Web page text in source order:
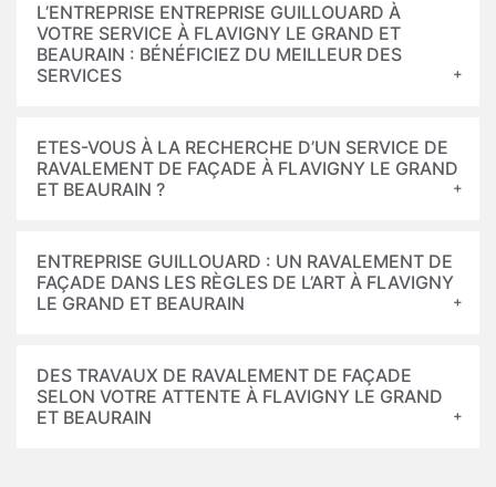
L’ENTREPRISE ENTREPRISE GUILLOUARD À
VOTRE SERVICE À FLAVIGNY LE GRAND ET
BEAURAIN : BÉNÉFICIEZ DU MEILLEUR DES
SERVICES
ETES-VOUS À LA RECHERCHE D’UN SERVICE DE
RAVALEMENT DE FAÇADE À FLAVIGNY LE GRAND
ET BEAURAIN ?
ENTREPRISE GUILLOUARD : UN RAVALEMENT DE
FAÇADE DANS LES RÈGLES DE L’ART À FLAVIGNY
LE GRAND ET BEAURAIN
DES TRAVAUX DE RAVALEMENT DE FAÇADE
SELON VOTRE ATTENTE À FLAVIGNY LE GRAND
ET BEAURAIN